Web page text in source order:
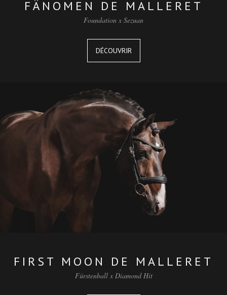
FÄNOMEN DE MALLERET
Foundation x Sezuan
DÉCOUVRIR
FIRST MOON DE MALLERET
Fürstenball x Diamond Hit